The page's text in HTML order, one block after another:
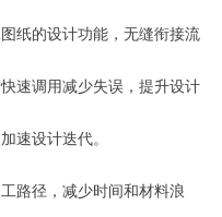
纸的设计功能，无缝衔接流
速调用减少失误，提升设计
速设计迭代。
路径，减少时间和材料浪